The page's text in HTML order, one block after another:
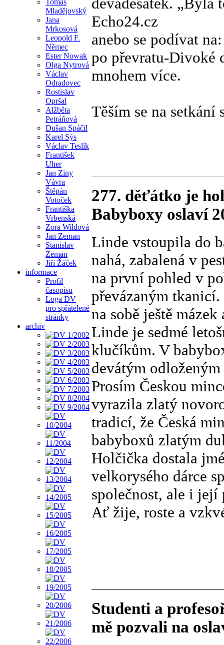
Mladějovský
Jana
Mrkosová
Leopold F.
Němec
Ester Nowak
Olga Nytrová
Václav
Odradovec
Rostislav
Opršal
Alžběta
Petráňová
Dušan Spáčil
Karel Sýs
Václav Teslík
František
Uher
Jan Ziny
Vávra
Štěpán
Votoček
Františka
Vrbenská
Zora Wildová
Jan Zeman
Stanislav
Zeman
Jiří Žáček
informace
Profil
časopisu
Loga DV
pro spřátelené
stránky
archiv
Echo24.cz
anebo se podívat
po převratu-Divoké
mnohem více.
Těším se na setkání
277. děťátko je
Babyboxy oslaví
Linde vstoupila do
nahá, zabalená v
na první pohled v
převázaným
na sobě ještě
Linde je sedmé
klučíkům. V
devátým
Prosím Českou
vyrazila zlatý
tradicí, že Česká
babyboxů zlatým
Holčička dostala
velkorysého dárce
společnost, ale i její
Ať žije, roste a
Studenti a
mě pozvali na